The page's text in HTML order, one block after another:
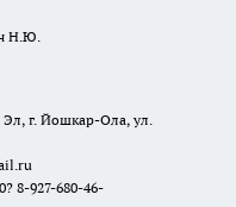
Н.Ю.
Эл, г. Йошкар-Ола, ул.
8-927-680-46-